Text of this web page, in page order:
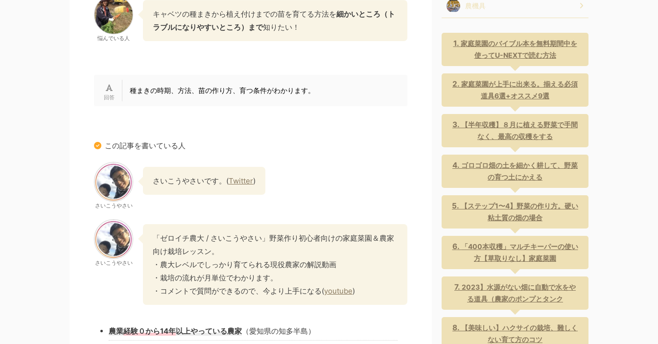
悩んでいる人
キャベツの種まきから植え付けまでの苗を育てる方法を細かいところ（ト
ラブルになりやすいところ）まで知りたい！
種まきの時期、方法、苗の作り方、育つ条件がわかります。
この記事を書いている人
さいこうやさい
さいこうやさいです。(Twitter)
さいこうやさい
「ゼロイチ農大 / さいこうやさい」野菜作り初心者向けの家庭菜園＆農家
向け栽培レッスン。
・農大レベルでしっかり育てられる現役農家の解説動画
・栽培の流れが月単位でわかります。
・コメントで質問ができるので、今より上手になる(youtube)
農業経験０から14年以上やっている農家 （愛知県の知多半島）
農機具
家庭菜園のバイブル本を無料期間中を
使ってU-NEXTで読む方法
家庭菜園が上手に出来る。揃える必須
道具6選+オススメ9選
【半年収穫】８月に植える野菜で手間
なく、最高の収穫をする
ゴロゴロ畑の土を細かく耕して、野菜
の育つ土にかえる
【ステップ1〜4】野菜の作り方。硬い
粘土質の畑の場合
「400本収穫」マルチキーパーの使い
方【草取りなし】家庭菜園
2023】水源がない畑に自動で水をや
る道具（農家のポンプとタンク
【美味しい】ハクサイの栽培、難しく
ない育て方のコツ